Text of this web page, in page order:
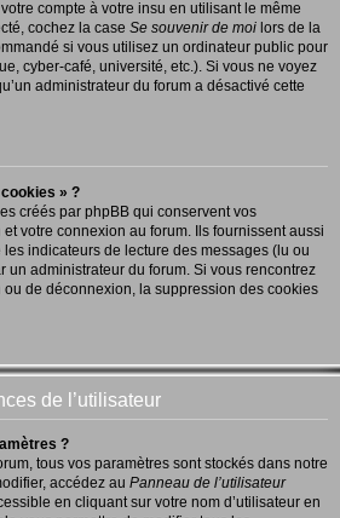
compte à votre insu en utilisant le même
cochez la case Se souvenir de moi lors de la
si vous utilisez un ordinateur public pour
cyber-café, université, etc.). Si vous ne voyez
administrateur du forum a désactivé cette
» ?
créés par phpBB qui conservent vos
votre connexion au forum. Ils fournissent aussi
indicateurs de lecture des messages (lu ou
un administrateur du forum. Si vous rencontrez
de déconnexion, la suppression des cookies
de l’utilisateur
?
tous vos paramètres sont stockés dans notre
accédez au Panneau de l’utilisateur
en cliquant sur votre nom d’utilisateur en